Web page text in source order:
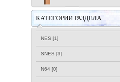
КАТЕГОРИИ РАЗДЕЛА
NES [1]
SNES [3]
N64 [0]